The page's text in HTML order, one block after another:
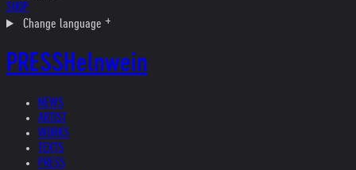
SHOP
Change language
PRESSHelnwein
NEWS
ARTIST
WORKS
TEXTS
PRESS